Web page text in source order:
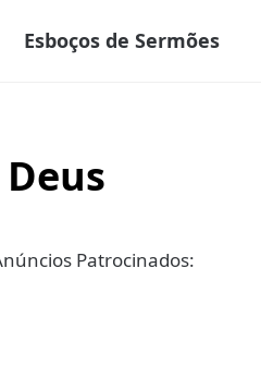
Esboços de Sermões
Patrocinados: